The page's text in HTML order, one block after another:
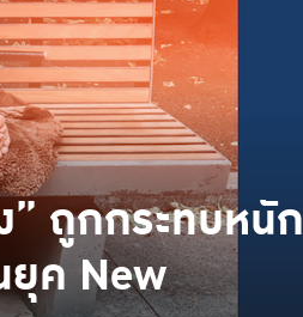
” ถูกกระทบหนัก
ยุค New